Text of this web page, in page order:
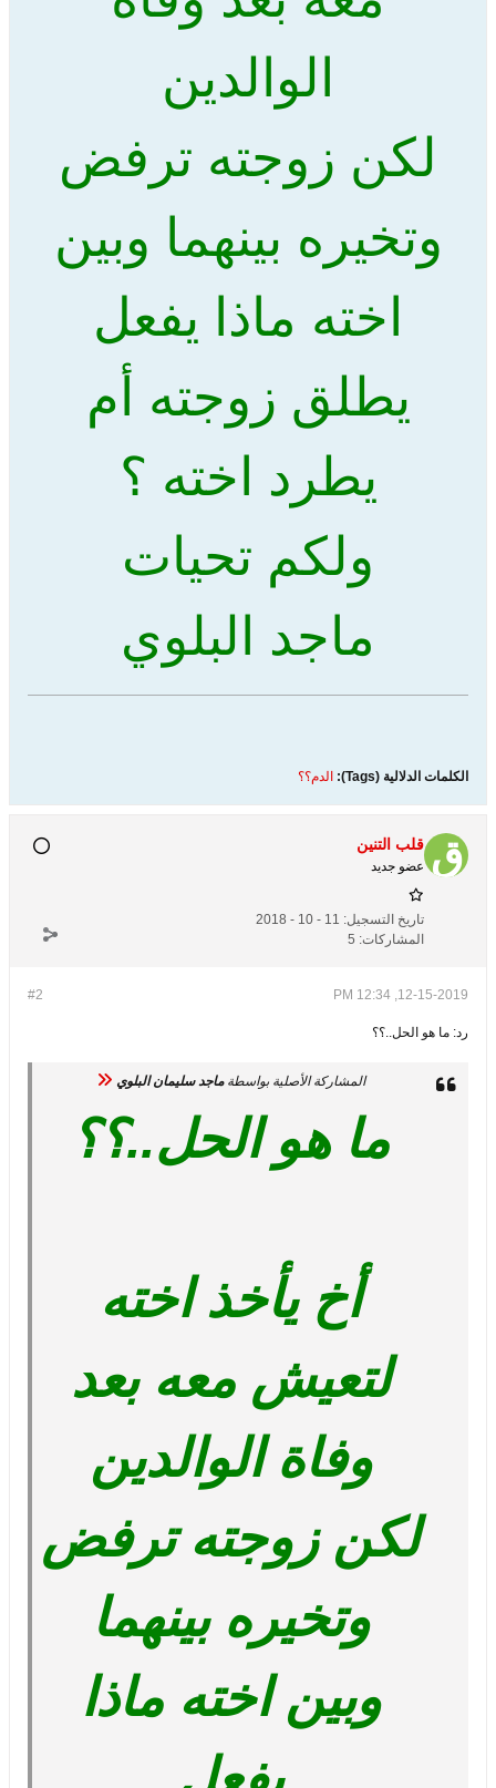
الوالدين
لكن زوجته ترفض
وتخيره بينهما وبين
اخته ماذا يفعل
يطلق زوجته أم
يطرد اخته ؟
ولكم تحيات
ماجد البلوي
الكلمات الدلالية (Tags): الدم؟؟
قلب التنين
عضو جديد
تاريخ التسجيل: 11 - 10 - 2018
المشاركات: 5
#2 12-15-2019, 12:34 PM
رد: ما هو الحل..؟؟
المشاركة الأصلية بواسطةماجد سليمان البلوي
ما هو الحل..؟؟
أخ يأخذ اخته
لتعيش معه بعد
وفاة الوالدين
لكن زوجته ترفض
وتخيره بينهما
وبين اخته ماذا